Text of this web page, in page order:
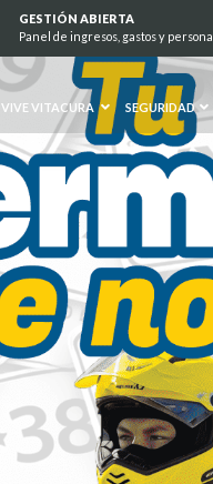
GESTIÓN ABIERTA
Panel de ingresos, gastos y personal
VIVE VITACURA SEGURIDAD